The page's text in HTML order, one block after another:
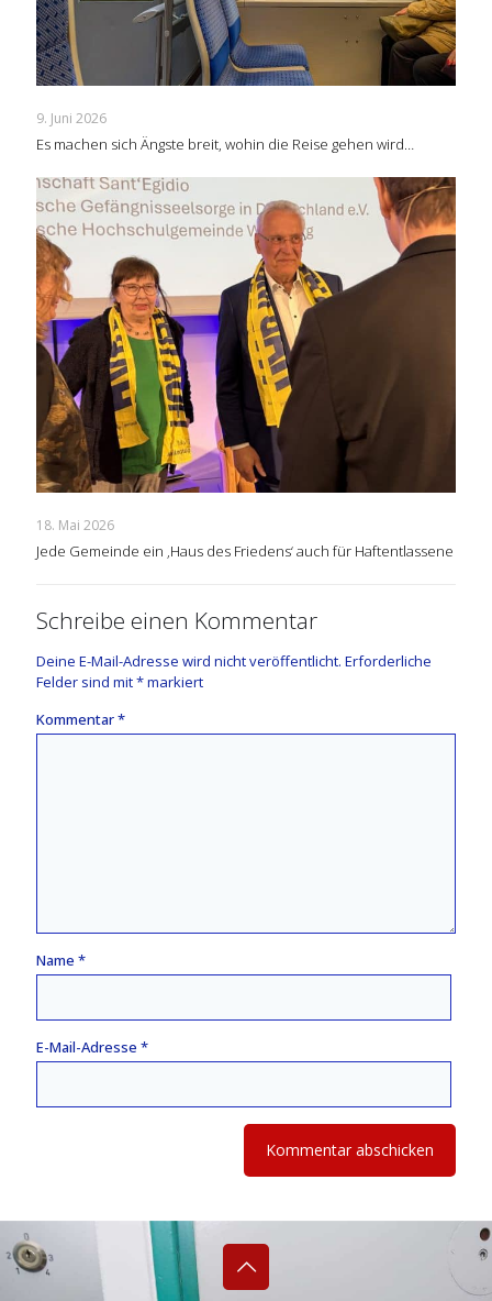
9. Juni 2026
Es machen sich Ängste breit, wohin die Reise gehen wird…
18. Mai 2026
Jede Gemeinde ein ‚Haus des Friedens‘ auch für Haftentlassene
Schreibe einen Kommentar
Deine E-Mail-Adresse wird nicht veröffentlicht. Erforderliche
Felder sind mit*markiert
Kommentar*
Name *
E-Mail-Adresse *